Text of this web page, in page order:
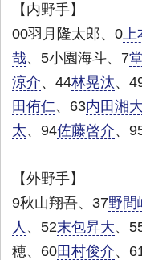
【内野手】
00羽月隆太郎、0
哉、5小園海斗、7
涼介、44林晃汰、
田侑仁、63内田湘大
太、94佐藤啓介、
【外野手】
9秋山翔吾、37野間
人 、52末包昇大、
穂、60田村俊介、